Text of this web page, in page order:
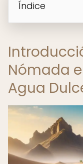
Índice
Nómada
Agua